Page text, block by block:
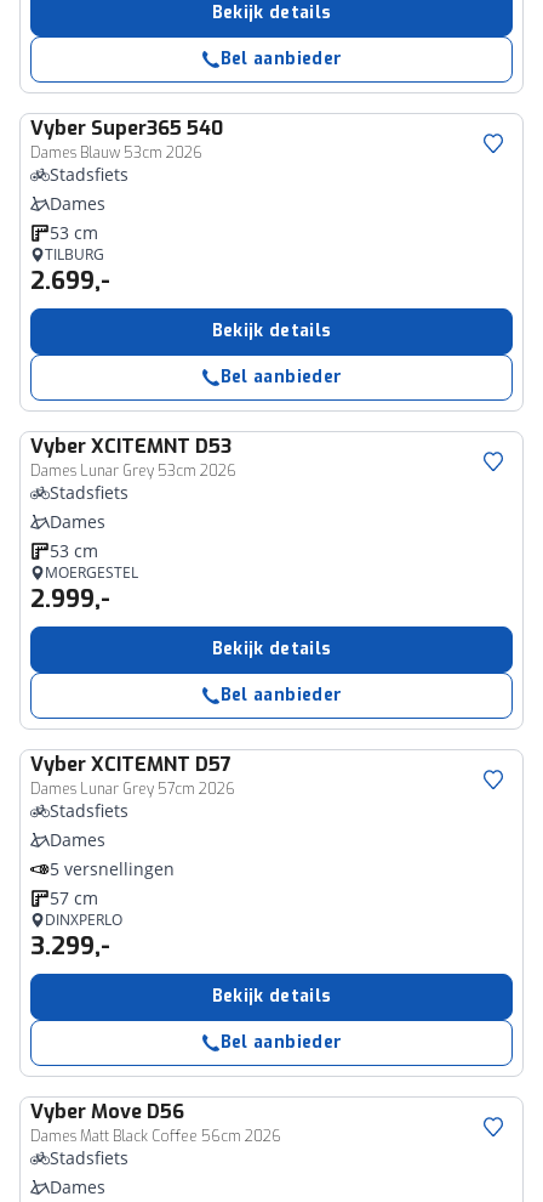
Bekijk details
Bel aanbieder
Vyber Super365 540
Dames Blauw 53cm 2026
Stadsfiets
Dames
53 cm
TILBURG
2.699,-
Bekijk details
Bel aanbieder
VyberXCITEMNT D53
Dames Lunar Grey 53cm 2026
Stadsfiets
Dames
53 cm
MOERGESTEL
2.999,-
Bekijk details
Bel aanbieder
VyberXCITEMNT D57
Dames Lunar Grey 57cm 2026
Stadsfiets
Dames
5 versnellingen
57 cm
DINXPERLO
3.299,-
Bekijk details
Bel aanbieder
VyberMove D56
Dames Matt Black Coffee 56cm 2026
Stadsfiets
Dames